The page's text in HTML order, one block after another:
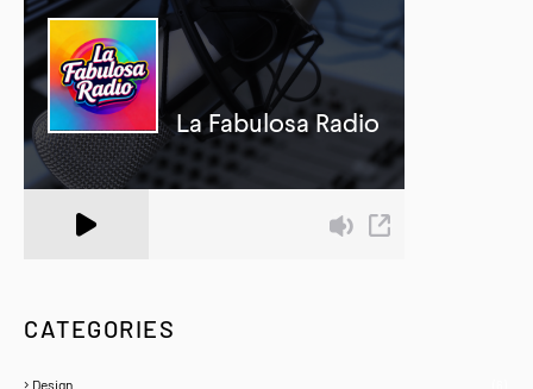
CATEGORIES
Design